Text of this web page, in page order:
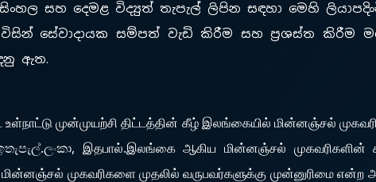
සහ දෙමළ විද්‍යුත් තැපැල් ලිපින සඳහා මෙහි
සේවාදායක සම්පත් වැඩි කිරීම සහ ප්‍රශස්ත කිරීම
ඇත.
முன்முயற்சி திட்டத்தின் கீழ் இலங்கையில் மின்னஞ்சல்
இதபால்.இலங்கை ஆகிய மின்னஞ்சல் முகவரிகளின்
முகவரிகளை முதலில் வருபவர்களுக்கு முன்னுரிமை